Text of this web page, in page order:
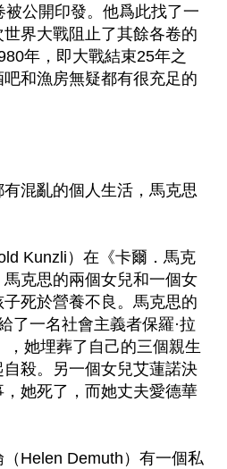
公開印發。他爲此找了一
界大戰阻止了其餘各卷的
年，即大戰結束25年之
和漁房無疑都有很充足的
混亂的個人生活，馬克思
Kunzli）在《卡爾．馬克
克思的兩個女兒和一個女
死於營養不良。馬克思的
了一名社會主義者保羅·拉
，她埋葬了自己的三個親生
殺。另一個女兒艾蓮諾決
她死了，而她丈夫愛德華
Helen Demuth）有一個私